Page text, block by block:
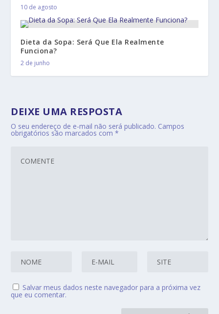
10 de agosto
Dieta da Sopa: Será Que Ela Realmente
Funciona?
2 de junho
DEIXE UMA RESPOSTA
O seu endereço de e-mail não será publicado. Campos
obrigatórios são marcados com*
Salvar meus dados neste navegador para a próxima vez
que eu comentar.